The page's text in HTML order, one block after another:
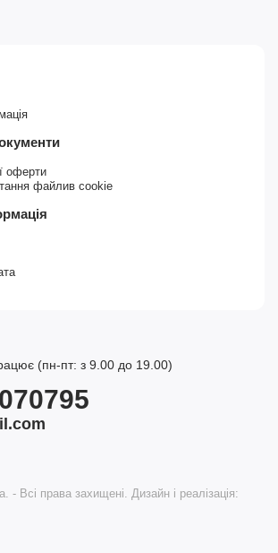
оферти
файлив cookie
(пн-пт: з 9.00 до 19.00)
Всі права захищені. Дизайн і реалізація: